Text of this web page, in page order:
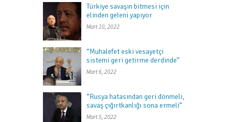
Türkiye savaşın bitmesi için
elinden geleni yapıyor
Mart 10, 2022
“Muhalefet eski vesayetçi
sistemi geri getirme derdinde”
Mart 6, 2022
“Rusya hatasından geri dönmeli,
savaş çığırtkanlığı sona ermeli”
Mart 5, 2022